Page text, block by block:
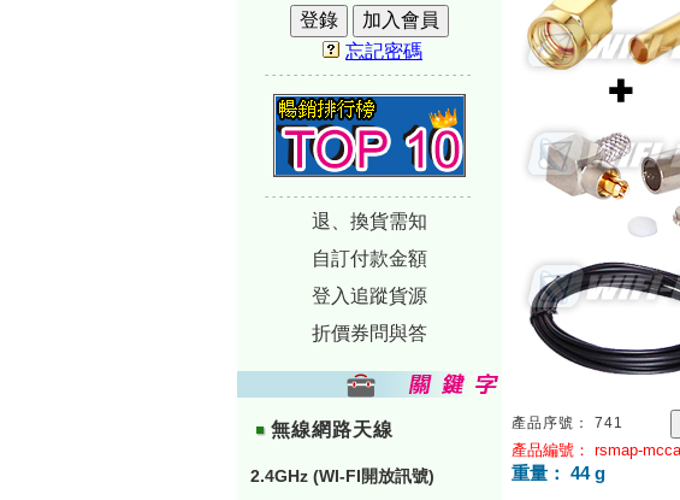
忘記密碼
-----------------------------
-----------------------------
退、換貨需知
自訂付款金額
登入追蹤貨源
折價券問與答
無線網路天線
2.4GHz (WI-FI開放訊號)
產品序號： 741
產品編號： rsmap-
重量： 44 g